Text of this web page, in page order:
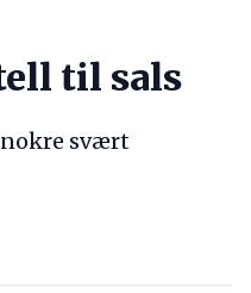
til sals
svært